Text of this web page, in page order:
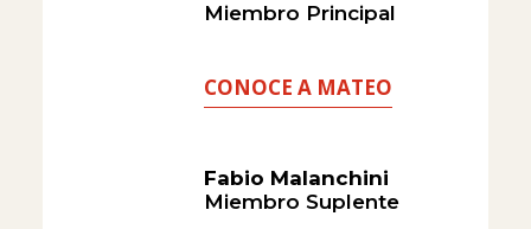
Miembro Principal
CONOCE A MATEO
Fabio Malanchini
Miembro Suplente